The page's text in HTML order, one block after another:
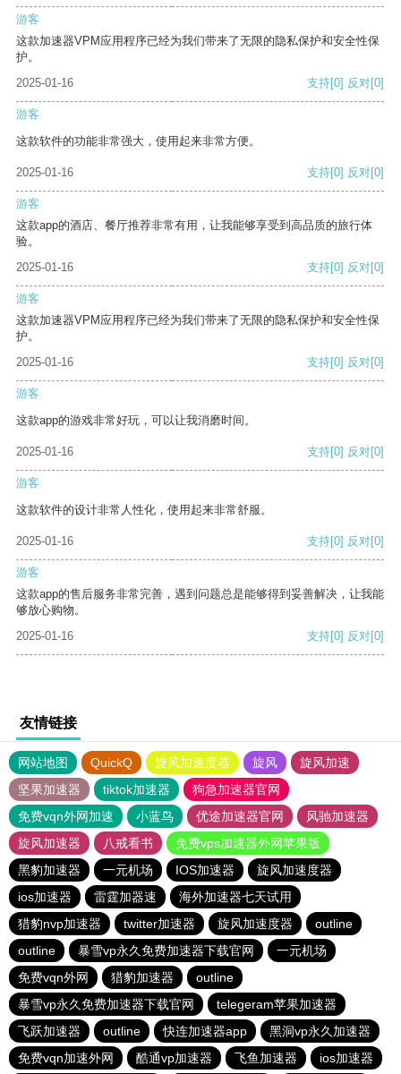
游客
这款加速器VPM应用程序已经为我们带来了无限的隐私保护和安全性保
护。
2025-01-16
支持[0] 反对[0]
游客
这款软件的功能非常强大，使用起来非常方便。
2025-01-16 支持[0] 反对[0]
游客
这款app的酒店、餐厅推荐非常有用，让我能够享受到高品质的旅行体
验。
2025-01-16
支持[0] 反对[0]
游客
这款加速器VPM应用程序已经为我们带来了无限的隐私保护和安全性保
护。
2025-01-16
支持[0] 反对[0]
游客
这款app的游戏非常好玩，可以让我消磨时间。
2025-01-16 支持[0] 反对[0]
游客
这款软件的设计非常人性化，使用起来非常舒服。
2025-01-16 支持[0] 反对[0]
游客
这款app的售后服务非常完善，遇到问题总是能够得到妥善解决，让我能
够放心购物。
2025-01-16
支持[0] 反对[0]
友情链接
网站地图 QuickQ 旋风加速度器 旋风
旋风加速
坚果加速器
tiktok加速器
狗急加速器官网
免费vqn外网加速
小蓝鸟 优途加速器官网
风驰加速器
旋风加速器
八戒看书
免费vps加速器外网苹果版
黑豹加速器
一元机场 IOS加速器
旋风加速度器
ios加速器
雷霆加器速
海外加速器七天试用
猎豹nvp加速器
twitter加速器 旋风加速度器
outline
outline
暴雪vp永久免费加速器下载官网
一元机场
免费vqn外网
猎豹加速器
outline
暴雪vp永久免费加速器下载官网
telegeram苹果加速器
飞跃加速器
outline 快连加速器app
黑洞vp永久加速器
免费vqn加速外网
酷通vp加速器 飞鱼加速器 ios加速器